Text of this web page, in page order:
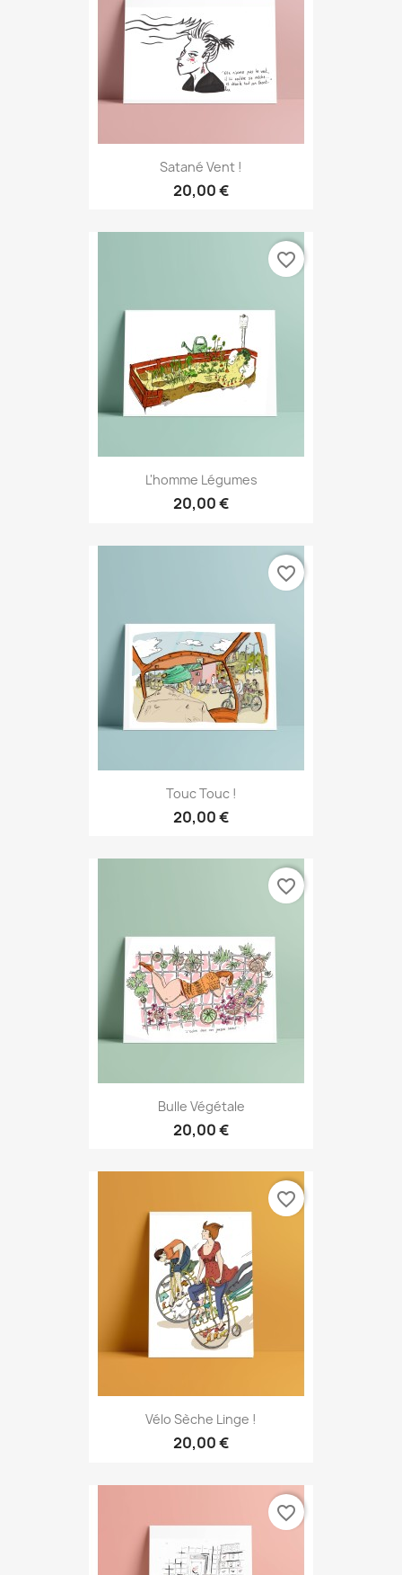
Satané Vent !
20,00 €
L'homme Légumes
20,00 €
favorite_border
Touc Touc !
20,00 €
favorite_border
Bulle Végétale
20,00 €
favorite_border
Vélo Sèche Linge !
20,00 €
favorite_border
favorite_border